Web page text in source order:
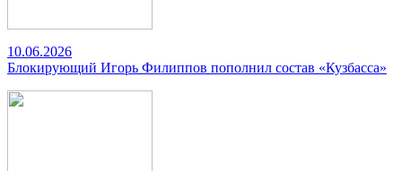
10.06.2026
Блокирующий Игорь Филиппов пополнил состав «Кузбасса»